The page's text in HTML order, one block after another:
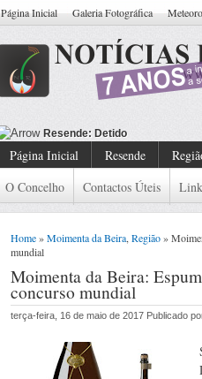
Página Inicial Galeria Fotográfica
Resende: Detido Cidadão Com
Página Inicial Resende
O Concelho
Contactos Úteis
Home»Moimenta da Beira Região»
mundial
Moimenta da Beira:
concurso mundial
terça-feira, 16 de maio de 2017 Publicado